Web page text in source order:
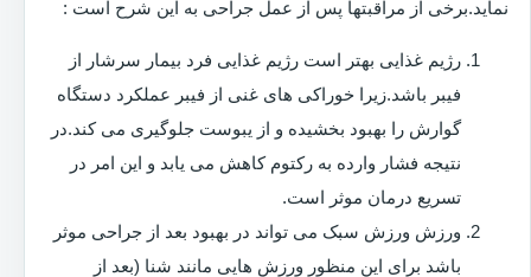
نماید.برخی از مراقبتها پس از عمل جراحی به این شرح است :
رژیم غذایی بهتر است رژیم غذایی فرد بیمار سرشار از
فیبر باشد.زیرا خوراکی های غنی از فیبر عملکرد دستگاه
گوارش را بهبود بخشیده و از یبوست جلوگیری می کند.در
نتیجه فشار وارده به رکتوم کاهش می یابد و این امر در
تسریع درمان موثر است.
ورزش ورزش سبک می تواند در بهبود بعد از جراحی موثر
باشد برای این منظور ورزش هایی مانند شنا (بعد از